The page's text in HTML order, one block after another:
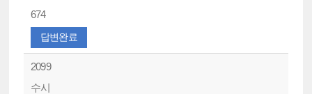
674
답변완료
2099
수시